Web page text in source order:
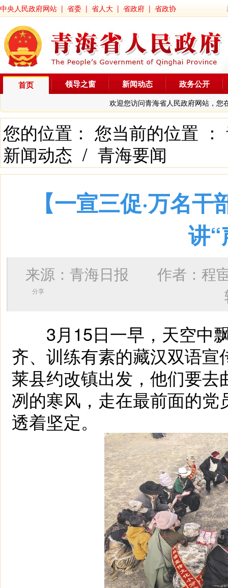
中央人民政府网站 | 省委 | 省人大 | 省政府 | 省政协
首页
欢迎您访问青海省人民政府网站，您
领导之窗 新闻动态 政务公开
您的位置： 您当前的位置 ：
新闻动态 / 青海要闻
【一宣三促·万名
讲
来源：青海日报 作者：程
分享
3月15日一早，天空中
齐、训练有素的藏汉双语
莱县约改镇出发，他们要
冽的寒风，走在最前面的
透着坚定。